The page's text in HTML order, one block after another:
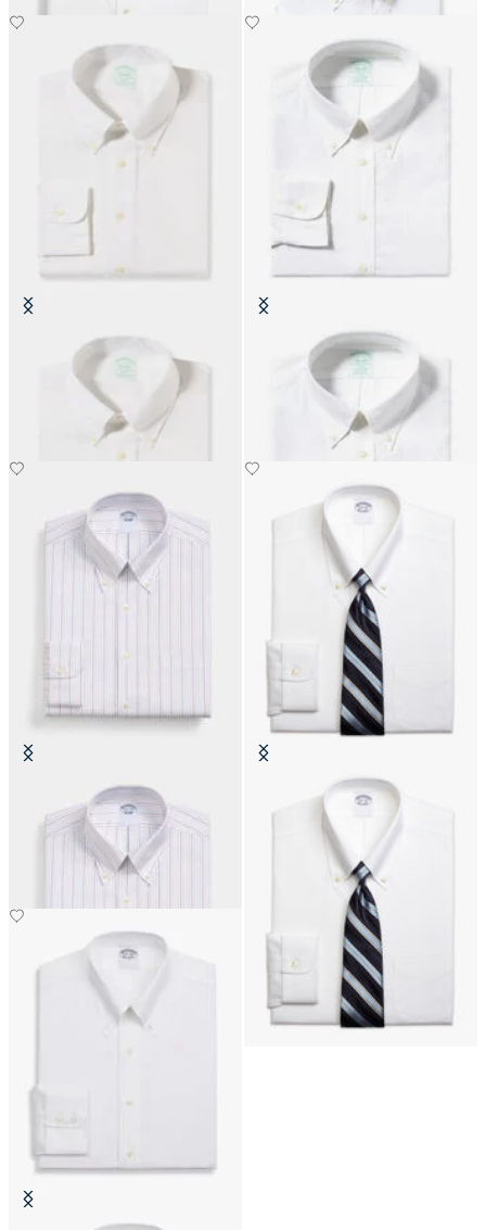
Camicia Slim Fit Non-Iron Oxford
con Collo Button Down
Camicia Slim Fit Non-Iron Oxford
con Collo Button Down
Camicia Regular Fit Non-Iron in
Cotone con Collo Button Down
Camicia Slim Fit Non-Iron Oxford
con Collo Button Down